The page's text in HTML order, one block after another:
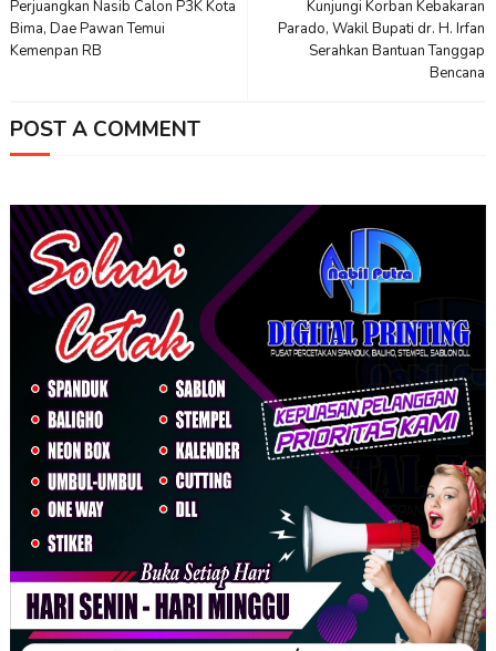
Kunjungi Korban Kebakaran
Parado, Wakil Bupati dr. H. Irfan
Serahkan Bantuan Tanggap
Bencana
Perjuangkan Nasib Calon P3K Kota
Bima, Dae Pawan Temui
Kemenpan RB
POST A COMMENT